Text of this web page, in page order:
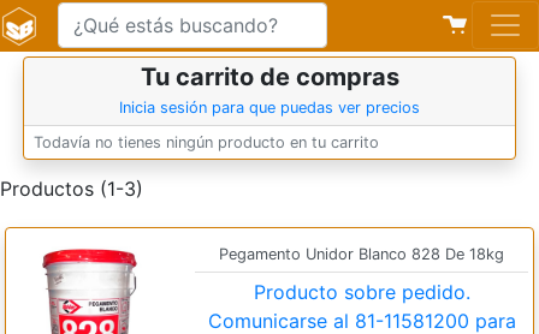
Productos (1-3)
Pegamento Unidor Blanco 828 De 18kg
Producto sobre pedido.
Comunicarse al 81-11581200 para
Tu carrito de compras
Inicia sesión para que puedas ver precios
Todavía no tienes ningún producto en tu carrito